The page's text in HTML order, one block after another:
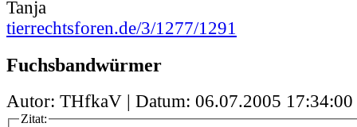
Tanja
tierrechtsforen.de/3/1277/1291
Fuchsbandwürmer
Autor: THfkaV | Datum: 06.07.2005 17:34:00
Zitat: